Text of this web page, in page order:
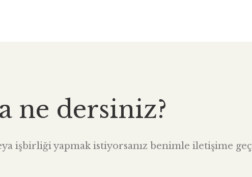
ne dersiniz?
işbirliği yapmak istiyorsanız benimle iletişime